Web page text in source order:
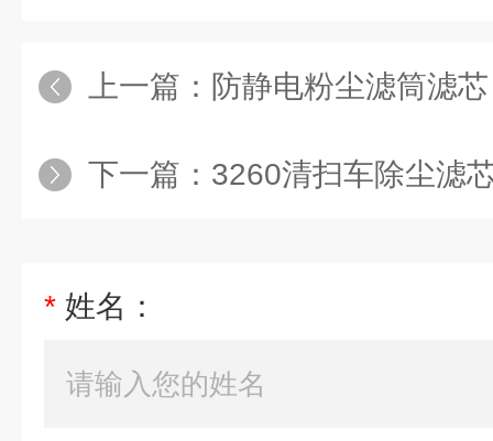
上一篇： 防静电粉尘滤筒滤芯
下一篇： 3260清扫车除尘滤
* 姓名：